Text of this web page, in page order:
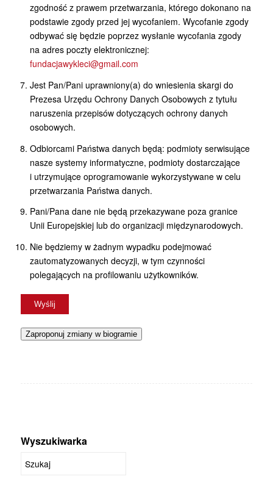
zgodność z prawem przetwarzania, którego dokonano na
podstawie zgody przed jej wycofaniem. Wycofanie zgody
odbywać się będzie poprzez wysłanie wycofania zgody
na adres poczty elektronicznej:
fundacjawykleci@gmail.com
Jest Pan/Pani uprawniony(a) do wniesienia skargi do
Prezesa Urzędu Ochrony Danych Osobowych z tytułu
naruszenia przepisów dotyczących ochrony danych
osobowych.
Odbiorcami Państwa danych będą: podmioty serwisujące
nasze systemy informatyczne, podmioty dostarczające
i utrzymujące oprogramowanie wykorzystywane w celu
przetwarzania Państwa danych.
Pani/Pana dane nie będą przekazywane poza granice
Unii Europejskiej lub do organizacji międzynarodowych.
Nie będziemy w żadnym wypadku podejmować
zautomatyzowanych decyzji, w tym czynności
polegających na profilowaniu użytkowników.
Zaproponuj zmiany w biogramie
Wyszukiwarka